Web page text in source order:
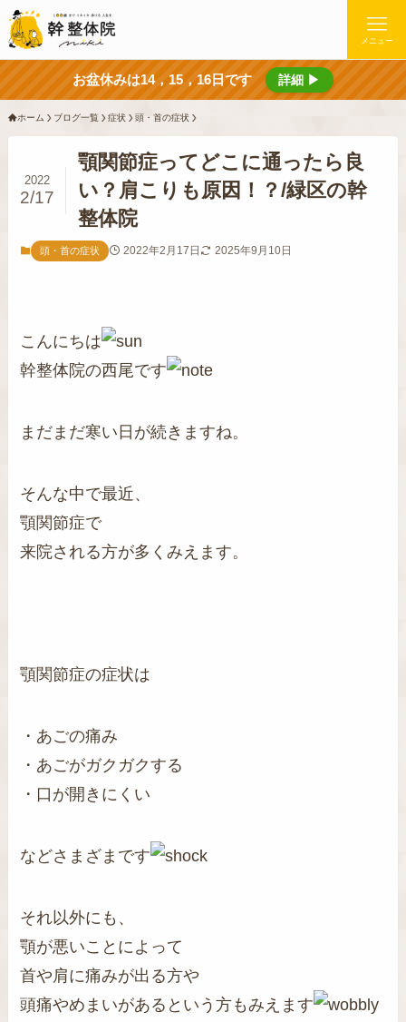
メニュー
お盆休みは14，15，16日です 詳細 ▶
ホーム ブログ一覧 症状 頭・首の症状
顎関節症ってどこに通ったら良
い？肩こりも原因！？/緑区の幹
整体院
2022
2/17
頭・首の症状 2022年2月17日 2025年9月10日
こんにちは
幹整体院の西尾です
まだまだ寒い日が続きますね。
そんな中で最近、
顎関節症で
来院される方が多くみえます。
顎関節症の症状は
・あごの痛み
・あごがガクガクする
・口が開きにくい
などさまざまです
それ以外にも、
顎が悪いことによって
首や肩に痛みが出る方や
頭痛やめまいがあるという方もみえます